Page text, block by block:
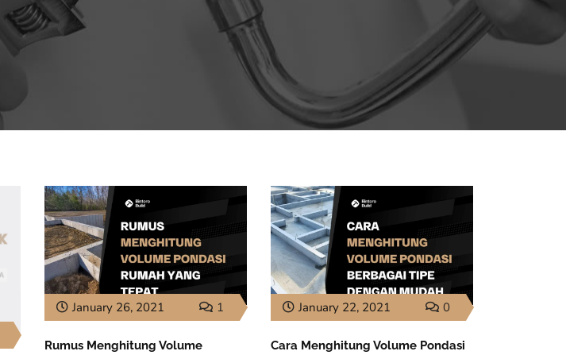
January 26, 2021 1
Rumus Menghitung Volume
January 22, 2021 0
Cara Menghitung Volume Pondasi